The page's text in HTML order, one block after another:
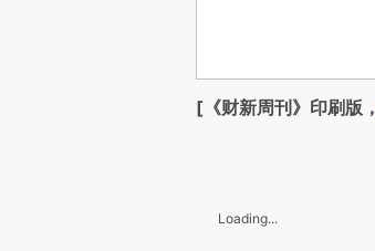
[《财新周刊》印刷版，
Loading...